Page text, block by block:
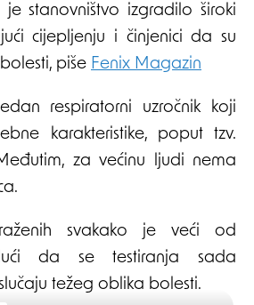
je stanovništvo izgradilo široki
cijepljenju i činjenici da su
piše Fenix Magazin
respiratorni uzročnik koji
karakteristike, poput tzv.
za većinu ljudi nema
svakako je veći od
da se testiranja sada
težeg oblika bolesti.